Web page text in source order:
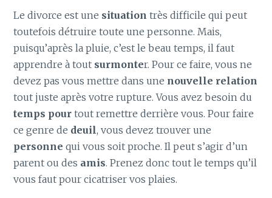
Le divorce est une situationtrès difficile qui peut
toutefois détruire toute une personne. Mais,
puisqu’après la pluie, c’est le beau temps, il faut
apprendre à tout surmonter. Pour ce faire, vous ne
devez pas vous mettre dans une nouvelle relation
tout juste après votre rupture. Vous avez besoin du
temps pourtout remettre derrière vous. Pour faire
ce genre de deuil, vous devez trouver une
personne qui vous soit proche. Il peut s’agir d’un
parent ou des amis. Prenez donc tout le temps qu’il
vous faut pour cicatriser vos plaies.